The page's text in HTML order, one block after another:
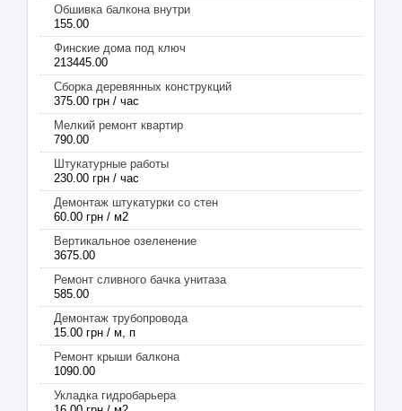
Обшивка балкона внутри
155.00
Финские дома под ключ
213445.00
Сборка деревянных конструкций
375.00 грн / час
Мелкий ремонт квартир
790.00
Штукатурные работы
230.00 грн / час
Демонтаж штукатурки со стен
60.00 грн / м2
Вертикальное озеленение
3675.00
Ремонт сливного бачка унитаза
585.00
Демонтаж трубопровода
15.00 грн / м, п
Ремонт крыши балкона
1090.00
Укладка гидробарьера